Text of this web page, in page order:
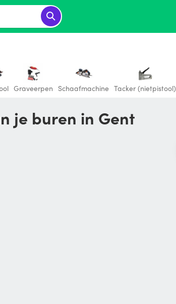
Graveerpen Schaafmachine Tacker (nietpistool)
je buren in Gent